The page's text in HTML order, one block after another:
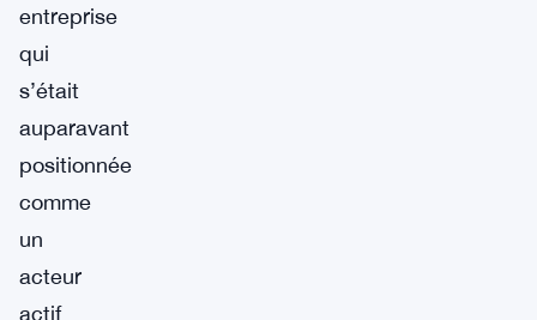
entreprise
qui
s’était
auparavant
positionnée
comme
un
acteur
actif